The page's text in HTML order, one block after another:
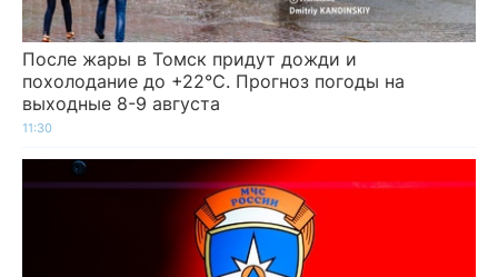
После жары в Томск придут дожди и
похолодание до +22°C. Прогноз погоды на
выходные 8-9 августа
11:30